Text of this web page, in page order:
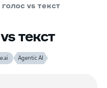
vs текст
текст
Agentic AI